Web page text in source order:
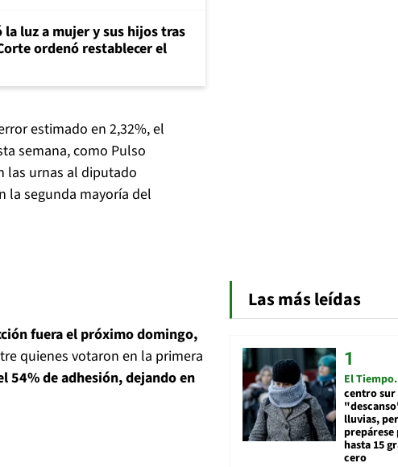
luz a mujer y sus hijos tras
ordenó restablecer el
estimado en 2,32%, el
semana, como Pulso
las urnas al diputado
la segunda mayoría del
fuera el próximo domingo,
quienes votaron en la primera
54% de adhesión, dejando en
Las más leídas
El Tiempo
centro
lluvias,
hasta 15
cero